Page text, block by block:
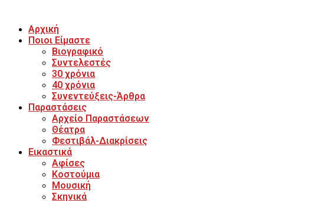
Αρχική
Ποιοι Είμαστε
Βιογραφικό
Συντελεστές
30 χρόνια
40 χρόνια
Συνεντεύξεις-Άρθρα
Παραστάσεις
Αρχείο Παραστάσεων
Θέατρα
Φεστιβάλ-Διακρίσεις
Εικαστικά
Αφίσες
Κοστούμια
Μουσική
Σκηνικά